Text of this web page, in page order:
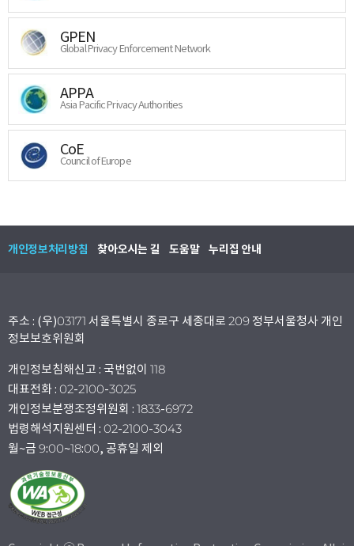
GPEN
Global Privacy Enforcement Network
APPA
Asia Pacific Privacy Authorities
CoE
Council of Europe
개인정보처리방침 찾아오시는 길 도움말 누리집 안내
주소 : (우)03171 서울특별시 종로구 세종대로 209 정부서울청사 개인
정보보호위원회
개인정보침해신고 : 국번없이 118
대표전화 : 02-2100-3025
개인정보분쟁조정위원회 : 1833-6972
법령해석지원센터 : 02-2100-3043
월~금 9:00~18:00, 공휴일 제외